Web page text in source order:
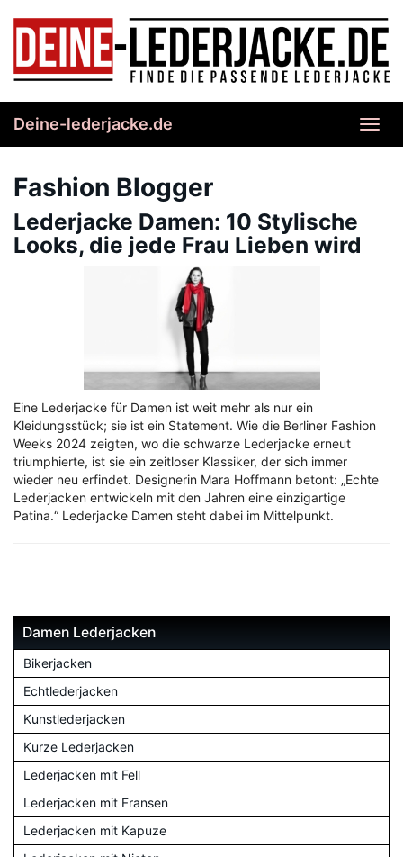
content
Deine-lederjacke.de
Fashion Blogger
Lederjacke Damen: 10 Stylische
Looks, die jede Frau Lieben wird
Eine Lederjacke für Damen ist weit mehr als nur ein
Kleidungsstück; sie ist ein Statement. Wie die Berliner Fashion
Weeks 2024 zeigten, wo die schwarze Lederjacke erneut
triumphierte, ist sie ein zeitloser Klassiker, der sich immer
wieder neu erfindet. Designerin Mara Hoffmann betont: „Echte
Lederjacken entwickeln mit den Jahren eine einzigartige
Patina.“ Lederjacke Damen steht dabei im Mittelpunkt.
Damen Lederjacken
Bikerjacken
Echtlederjacken
Kunstlederjacken
Kurze Lederjacken
Lederjacken mit Fell
Lederjacken mit Fransen
Lederjacken mit Kapuze